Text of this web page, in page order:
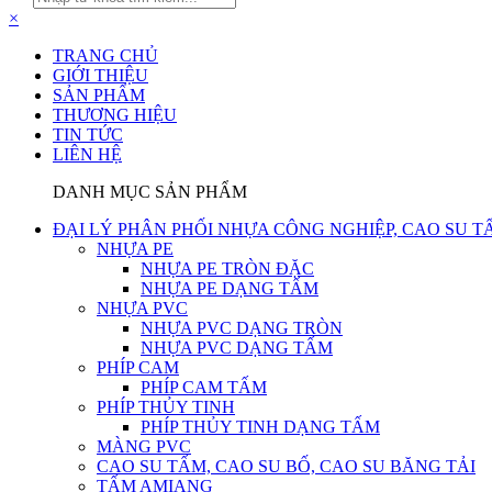
×
TRANG CHỦ
GIỚI THIỆU
SẢN PHẨM
THƯƠNG HIỆU
TIN TỨC
LIÊN HỆ
DANH MỤC SẢN PHẨM
ĐẠI LÝ PHÂN PHỐI NHỰA CÔNG NGHIỆP, CAO SU
NHỰA PE
NHỰA PE TRÒN ĐẶC
NHỰA PE DẠNG TẤM
NHỰA PVC
NHỰA PVC DẠNG TRÒN
NHỰA PVC DẠNG TẤM
PHÍP CAM
PHÍP CAM TẤM
PHÍP THỦY TINH
PHÍP THỦY TINH DẠNG TẤM
MÀNG PVC
CAO SU TẤM, CAO SU BỐ, CAO SU BĂNG TẢI
TẤM AMIANG